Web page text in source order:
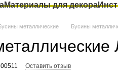
Материалы для декора
металлические Бусины
Оставить отзыв